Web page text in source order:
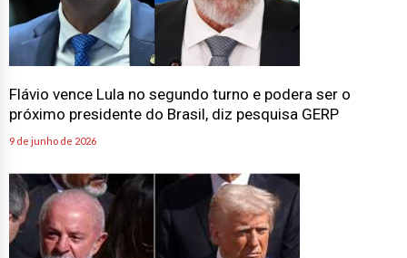
Flávio vence Lula no segundo turno e podera ser o
próximo presidente do Brasil, diz pesquisa GERP
9 de junho de 2026